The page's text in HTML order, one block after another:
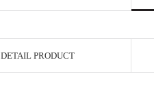
DETAIL PRODUCT